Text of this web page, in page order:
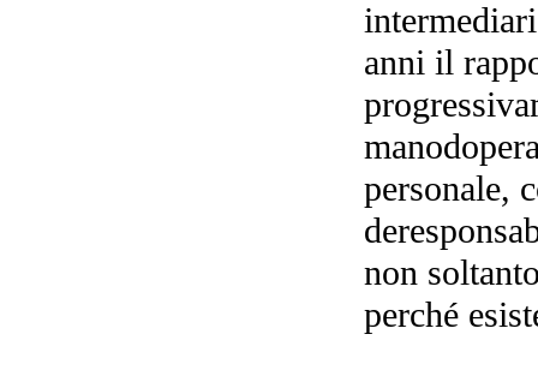
anni il
personale,
non
perché